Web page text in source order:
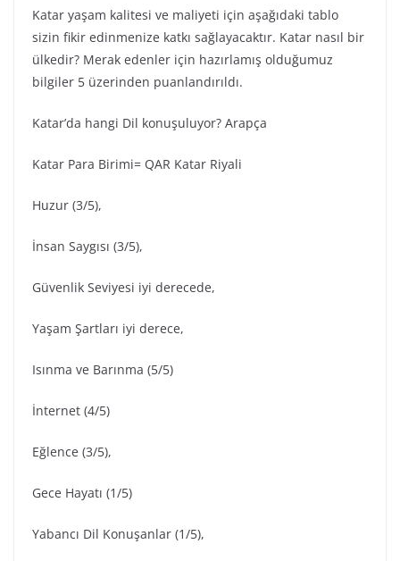
Katar yaşam kalitesi ve maliyeti için aşağıdaki tablo
sizin fikir edinmenize katkı sağlayacaktır. Katar nasıl bir
ülkedir? Merak edenler için hazırlamış olduğumuz
bilgiler 5 üzerinden puanlandırıldı.
Katar’da hangi Dil konuşuluyor? Arapça
Katar Para Birimi= QAR Katar Riyali
Huzur (3/5),
İnsan Saygısı (3/5),
Güvenlik Seviyesi iyi derecede,
Yaşam Şartları iyi derece,
Isınma ve Barınma (5/5)
İnternet (4/5)
Eğlence (3/5),
Gece Hayatı (1/5)
Yabancı Dil Konuşanlar (1/5),